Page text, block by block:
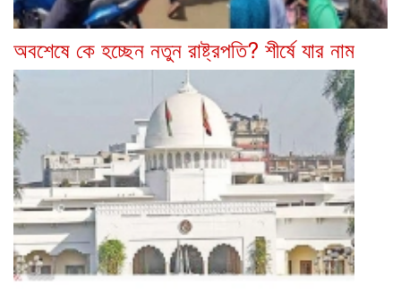
অবশেষে কে হচ্ছেন নতুন রাষ্ট্রপতি? শীর্ষে যার নাম